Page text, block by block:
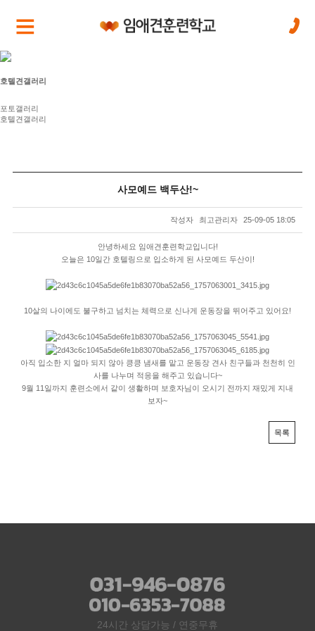
호텔견갤러리
포토갤러리
호텔견갤러리
사모예드 백두산!~
작성자 최고관리자 25-09-05 18:05
안녕하세요 임애견훈련학교입니다!
오늘은 10일간 호텔링으로 입소하게 된 사모예드 두산이!
10살의 나이에도 불구하고 넘치는 체력으로 신나게 운동장을 뛰어주고 있어요!
아직 입소한 지 얼마 되지 않아 킁킁 냄새를 맡고 운동장 견사 친구들과 천천히 인
사를 나누며 적응을 해주고 있습니다~
9월 11일까지 훈련소에서 같이 생활하며 보호자님이 오시기 전까지 재밌게 지내
보자~
목록
24시간 상담가능 / 연중무휴